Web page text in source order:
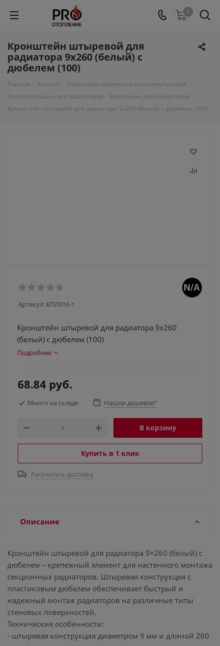
0
Кронштейн штыревой для
радиатора 9х260 (белый) с
дюбелем (100)
Главная - Каталог - Радиаторы отопления и комплектующие -
Комплектующие для радиаторов - Крепления для радиаторов -
Кронштейн штыревой для радиатора 9х260 (белый) с дюбелем (100)
Артикул: БПЛ016-1
Кронштейн штыревой для радиатора 9х260
(белый) с дюбелем (100)
Подробнее
68.84 руб.
Много на складе Нашли дешевле?
В корзину
Купить в 1 клик
Рассчитать доставку
Описание
Кронштейн штыревой для радиатора 9×260 (белый) с
дюбелем – крепежный элемент для настенного монтажа
секционных радиаторов. Штыревая конструкция с
пластиковым дюбелем обеспечивает быстрый и
надежный монтаж радиаторов на различные типы
стеновых поверхностей.
Технические особенности:
- штыревая конструкция диаметром 9 мм и длиной 260